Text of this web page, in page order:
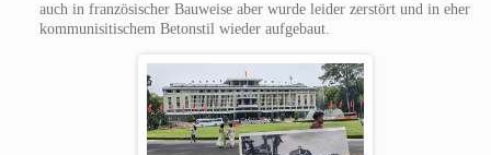
auch in französischer Bauweise aber wurde leider zerstört und in eher
kommunisitischem Betonstil wieder aufgebaut.